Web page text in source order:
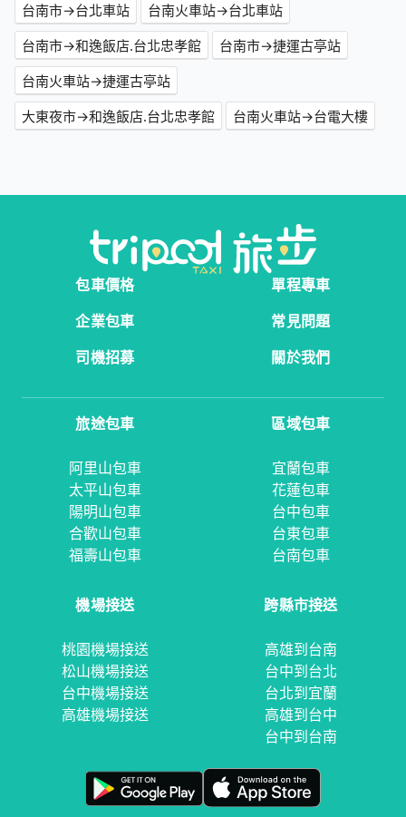
台南市→台北車站
台南火車站→台北車站
台南市→和逸飯店.台北忠孝館
台南市→捷運古亭站
台南火車站→捷運古亭站
大東夜市→和逸飯店.台北忠孝館
台南火車站→台電大樓
包車價格
單程專車
企業包車
常見問題
司機招募
關於我們
旅途包車
阿里山包車
太平山包車
陽明山包車
合歡山包車
福壽山包車
區域包車
宜蘭包車
花蓮包車
台中包車
台東包車
台南包車
機場接送
桃園機場接送
松山機場接送
台中機場接送
高雄機場接送
跨縣市接送
高雄到台南
台中到台北
台北到宜蘭
高雄到台中
台中到台南